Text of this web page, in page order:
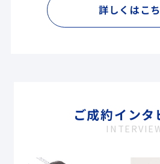
詳しくはこ
ご成約インタ